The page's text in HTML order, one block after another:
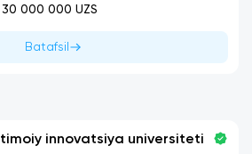
30 000 000 UZS
Batafsil
innovatsiya universiteti